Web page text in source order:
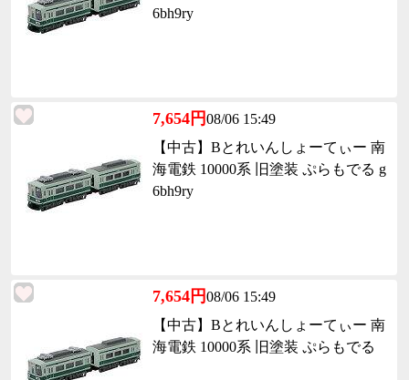
6bh9ry
7,654円08/06 15:49
【中古】Bとれいんしょーてぃー 南
海電鉄 10000系 旧塗装 ぷらもでる g
6bh9ry
7,654円08/06 15:49
【中古】Bとれいんしょーてぃー 南
海電鉄 10000系 旧塗装 ぷらもでる